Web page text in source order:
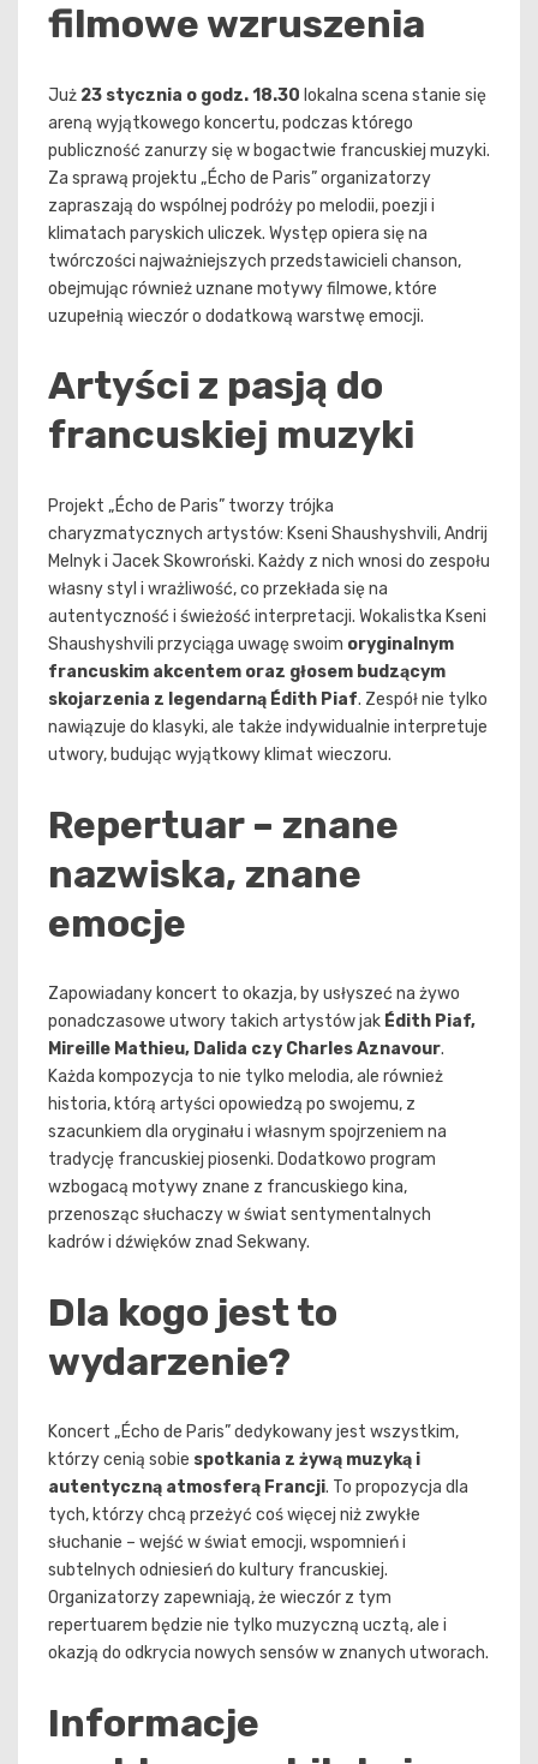
filmowe wzruszenia
Już 23 stycznia o godz. 18.30 lokalna scena stanie się
areną wyjątkowego koncertu, podczas którego
publiczność zanurzy się w bogactwie francuskiej muzyki.
Za sprawą projektu „Écho de Paris” organizatorzy
zapraszają do wspólnej podróży po melodii, poezji i
klimatach paryskich uliczek. Występ opiera się na
twórczości najważniejszych przedstawicieli chanson,
obejmując również uznane motywy filmowe, które
uzupełnią wieczór o dodatkową warstwę emocji.
Artyści z pasją do
francuskiej muzyki
Projekt „Écho de Paris” tworzy trójka
charyzmatycznych artystów: Kseni Shaushyshvili, Andrij
Melnyk i Jacek Skowroński. Każdy z nich wnosi do zespołu
własny styl i wrażliwość, co przekłada się na
autentyczność i świeżość interpretacji. Wokalistka Kseni
Shaushyshvili przyciąga uwagę swoim oryginalnym
francuskim akcentem oraz głosem budzącym
skojarzenia z legendarną Édith Piaf. Zespół nie tylko
nawiązuje do klasyki, ale także indywidualnie interpretuje
utwory, budując wyjątkowy klimat wieczoru.
Repertuar – znane
nazwiska, znane
emocje
Zapowiadany koncert to okazja, by usłyszeć na żywo
ponadczasowe utwory takich artystów jak Édith Piaf,
Mireille Mathieu, Dalida czy Charles Aznavour.
Każda kompozycja to nie tylko melodia, ale również
historia, którą artyści opowiedzą po swojemu, z
szacunkiem dla oryginału i własnym spojrzeniem na
tradycję francuskiej piosenki. Dodatkowo program
wzbogacą motywy znane z francuskiego kina,
przenosząc słuchaczy w świat sentymentalnych
kadrów i dźwięków znad Sekwany.
Dla kogo jest to
wydarzenie?
Koncert „Écho de Paris” dedykowany jest wszystkim,
którzy cenią sobie spotkania z żywą muzyką i
autentyczną atmosferą Francji. To propozycja dla
tych, którzy chcą przeżyć coś więcej niż zwykłe
słuchanie – wejść w świat emocji, wspomnień i
subtelnych odniesień do kultury francuskiej.
Organizatorzy zapewniają, że wieczór z tym
repertuarem będzie nie tylko muzyczną ucztą, ale i
okazją do odkrycia nowych sensów w znanych utworach.
Informacje